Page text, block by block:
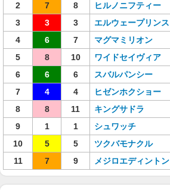
2
7 8 ヒルノニフティー
3
3 3 エルウェープリンス
4
6 7 マグマミリオン
5
8 10 ワイドセイヴィア
6
6 6 スバルパンシー
7
4 4 ヒゼンホクショー
8
8 11 キングサドラ
9
1 1 シュワッチ
10
5 5 ツクバモナクル
11
7 9 メジロエディントン